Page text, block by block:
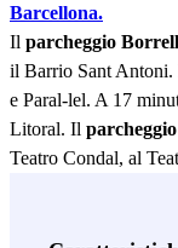
Barcellona.
Il parcheggio Borrell
il Barrio Sant Antoni.
e Paral-lel. A 17
Litoral. Il
Teatro Condal, al